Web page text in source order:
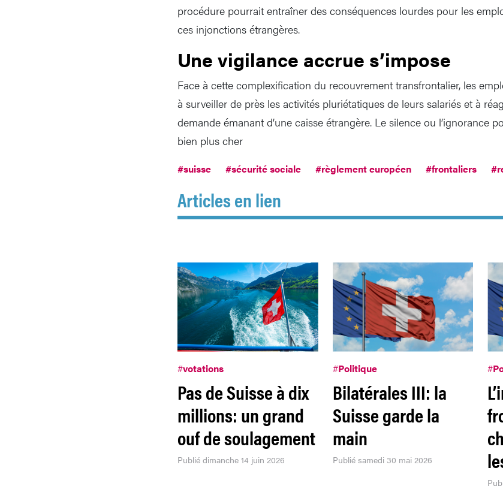
procédure pourrait entraîner des conséquences lourdes pour les
ces injonctions étrangères.
Une vigilance accrue s’impose
Face à cette complexification du recouvrement transfrontalier, les
à surveiller de près les activités pluriétatiques de leurs salariés et à
demande émanant d’une caisse étrangère. Le silence ou l’ignorance
bien plus cher
#suisse #sécurité sociale #règlement européen #frontaliers
Articles en lien
#votations
Pas de Suisse à dix
millions: un grand
ouf de soulagement
Publié dimanche 14 juin 2026
#Politique
Bilatérales III: la
Suisse garde la
main
Publié samedi 30 mai 2026
#